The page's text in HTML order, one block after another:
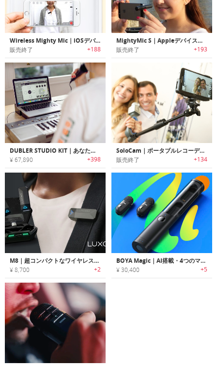
Wireless Mighty Mic｜iOSデバイス専用ワイヤレスマイク「マイティーマイク」
販売終了 +188
MightyMic S｜Appleデバイス用ショットガンビデオマイク「マイティーマイクエス」
販売終了 +193
DUBLER STUDIO KIT｜あなたの声を音楽に変換するMIDIコントローラー「ダブルスタジオキット」
¥ 67,890 +398
SoloCam｜ポータブルレコーディングシステム「ソロカム」
販売終了 +134
M8｜超コンパクトなワイヤレス外付けマイク
¥ 8,700 +2
BOYA Magic｜AI搭載・4つのマイクモード対応スマートマイク
¥ 30,400 +5